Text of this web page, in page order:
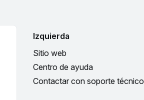
Izquierda
Sitio web
Centro de ayuda
Contactar con soporte técnico